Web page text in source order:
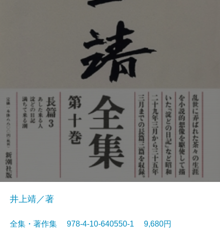
井上靖／著
全集・著作集 978-4-10-640550-1 9,680円